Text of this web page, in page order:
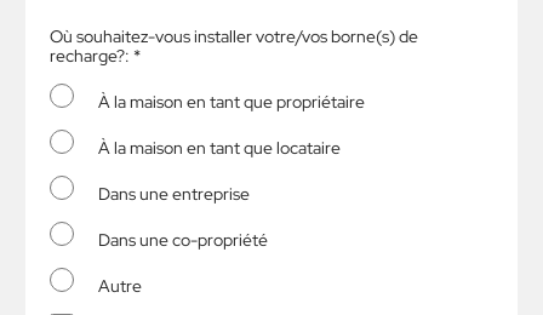
Où souhaitez-vous installer votre/vos borne(s) de
recharge?: *
À la maison en tant que propriétaire
À la maison en tant que locataire
Dans une entreprise
Dans une co-propriété
Autre